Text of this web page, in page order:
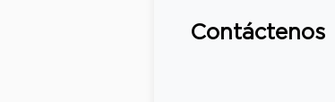
Contáctenos